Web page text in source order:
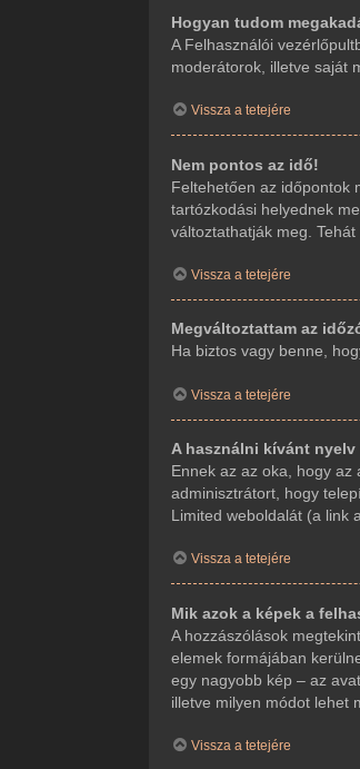
Hogyan tudom
A Felhasználói
moderátorok, illetve saját
Vissza a tetejére
Nem pontos az idő!
Feltehetően az időpontok
tartózkodási helyednek
változtathatják meg.
Vissza a tetejére
Megváltoztattam az
Ha biztos vagy benne,
Vissza a tetejére
A használni kívánt
Ennek az az oka, hogy
adminisztrátort, hogy
Limited weboldalát (a link
Vissza a tetejére
Mik azok a képek a
A hozzászólások
elemek formájában
egy nagyobb kép – az
illetve milyen módot lehet
Vissza a tetejére